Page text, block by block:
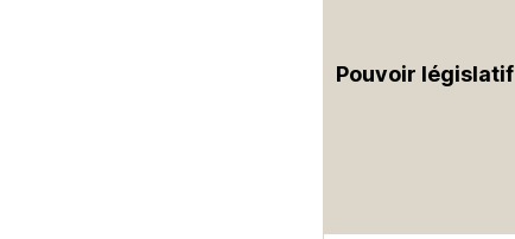
Pouvoir législatif